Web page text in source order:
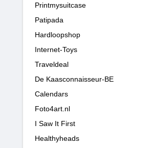
Printmysuitcase
Patipada
Hardloopshop
Internet-Toys
Traveldeal
De Kaasconnaisseur-BE
Calendars
Foto4art.nl
I Saw It First
Healthyheads